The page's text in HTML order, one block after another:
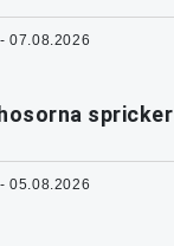
07.08.2026
spricker
05.08.2026